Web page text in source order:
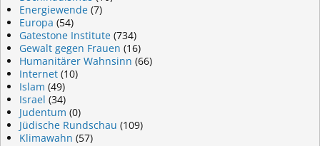
Energiewende (7)
Europa (54)
Gatestone Institute (734)
Gewalt gegen Frauen (16)
Humanitärer Wahnsinn (66)
Internet (10)
Islam (49)
Israel (34)
Judentum (0)
Jüdische Rundschau (109)
Klimawahn (57)